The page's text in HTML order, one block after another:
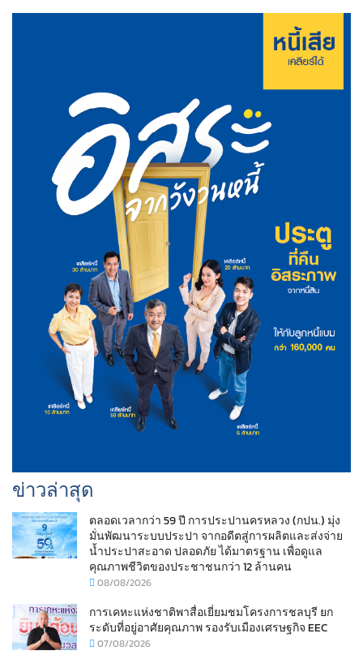
ข่าวล่าสุด
ตลอดเวลากว่า 59 ปี การประปานครหลวง (กปน.) มุ่ง
มั่นพัฒนาระบบประปา จากอดีตสู่การผลิตและส่งจ่าย
น้ำประปาสะอาด ปลอดภัย ได้มาตรฐาน เพื่อดูแล
คุณภาพชีวิตของประชาชนกว่า 12 ล้านคน
08/08/2026
การเคหะแห่งชาติพาสื่อเยี่ยมชมโครงการชลบุรี ยก
ระดับที่อยู่อาศัยคุณภาพ รองรับเมืองเศรษฐกิจ EEC
07/08/2026